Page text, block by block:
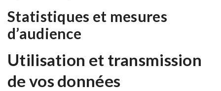
Statistiques et mesures
d’audience
Utilisation et transmission
de vos données